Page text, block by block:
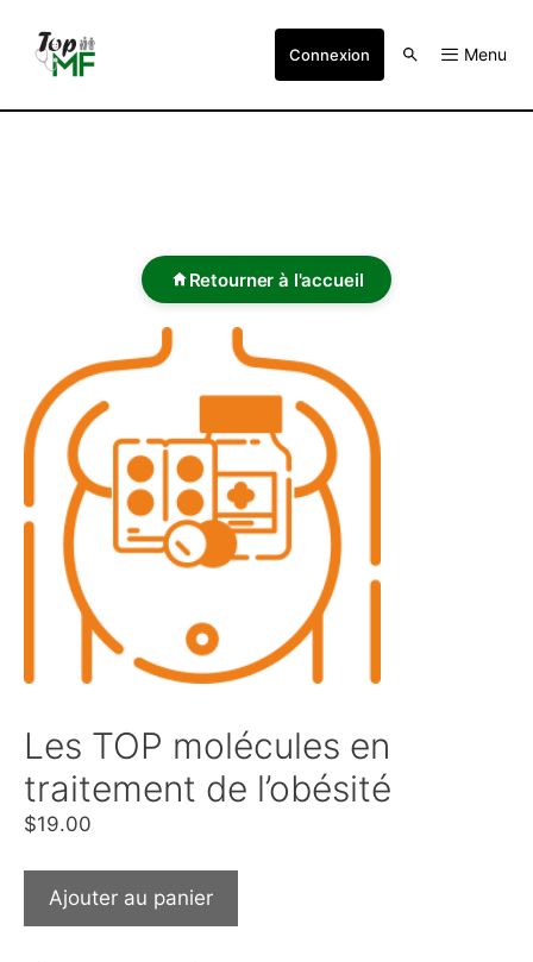
Connexion Menu
Retourner à l'accueil
Les TOP molécules en
traitement de l’obésité
$19.00
Ajouter au panier